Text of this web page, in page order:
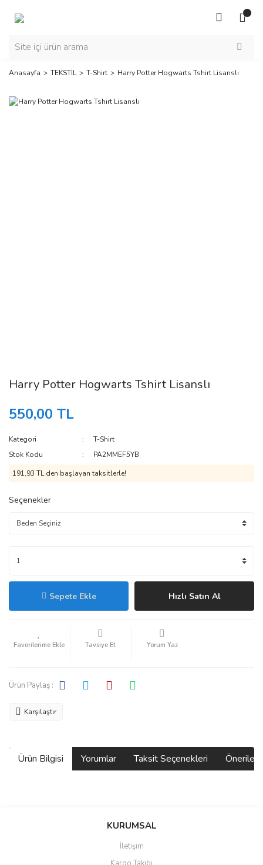
Anasayfa TEKSTİL T-Shirt Harry Potter Hogwarts Tshirt Lisanslı
Harry Potter Hogwarts Tshirt Lisanslı
550,00 TL
Kategori
T-Shirt
Stok Kodu
PA2MMEF5YB
191,93 TL den başlayan taksitlerle!
Seçenekler
Sepete Ekle Hızlı Satın Al
Tavsiye Et Yorum Yaz
Ürün Paylaş :
Karşılaştır
Ürün Bilgisi Yorumlar Taksit Seçenekleri
Bu ürüne ilk yorumu siz yapın!
KURUMSAL
İletişim